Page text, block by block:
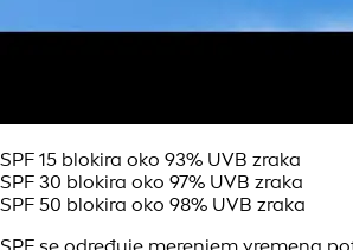
SPF 15 blokira oko 93% UVB zraka
SPF 30 blokira oko 97% UVB zraka
SPF 50 blokira oko 98% UVB zraka